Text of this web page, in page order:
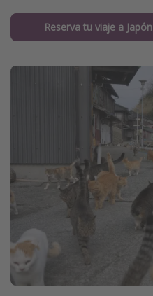
Reserva tu viaje a Japón